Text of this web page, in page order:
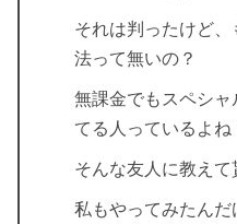
それは判ったけど
法って無いの？
無課金でもスペシャ
てる人っているよね
そんな友人に教えて
私もやってみたんだ